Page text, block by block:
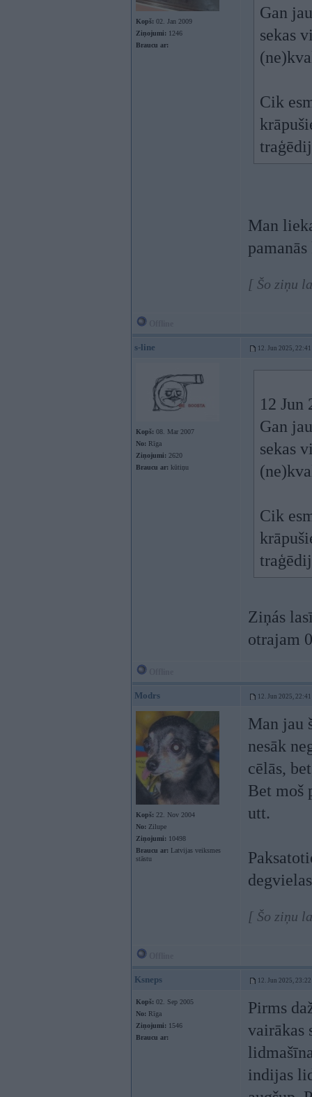
Kopš: 02. Jan 2009
Ziņojumi: 1246
Braucu ar:
Gan
sekas
Cik
Man
[ Šo ziņu
s-line 12. Jun 2025, 22:41
Kopš: 08. Mar 2007
No: Rīga
Ziņojumi: 2620
Braucu ar: kūtiņu
12 Jun
Gan
sekas
Cik
Ziņás
otrajam
Modrs 12. Jun 2025, 22:41
Kopš: 22. Nov 2004
No: Zilupe
Ziņojumi: 10498
Braucu ar: Latvijas veiksmes
stāstu
Man jau
nesāk
cēlās,
Bet moš
utt.
[ Šo ziņu
Ksneps 12. Jun 2025, 23:22
Kopš: 02. Sep 2005
No: Rīga
Ziņojumi: 1546
Braucu ar:
Pirms
vairākas
indijas